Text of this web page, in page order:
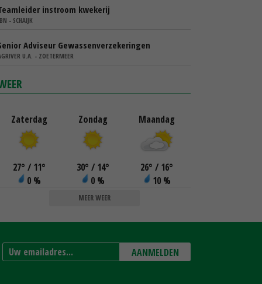
instroom kwekerij
- SCHAIJK
Adviseur Gewassenverzekeringen
U.A. - ZOETERMEER
Zaterdag
27° / 11°
0 %
Zondag
30° / 14°
0 %
Maandag
26° / 16°
10 %
MEER WEER
AANMELDEN